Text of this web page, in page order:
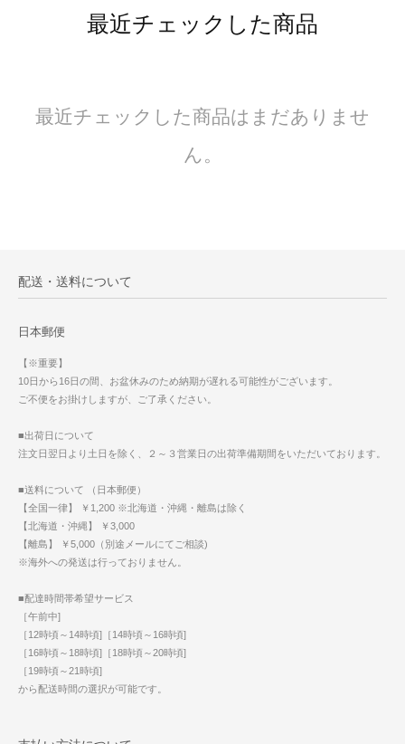
最近チェックした商品
最近チェックした商品はまだありませ
ん。
配送・送料について
日本郵便
【※重要】
10日から16日の間、お盆休みのため納期が遅れる可能性がございます。
ご不便をお掛けしますが、ご了承ください。
■出荷日について
注文日翌日より土日を除く、２～３営業日の出荷準備期間をいただいております。
■送料について （日本郵便）
【全国一律】 ￥1,200 ※北海道・沖縄・離島は除く
【北海道・沖縄】 ￥3,000
【離島】 ￥5,000（別途メールにてご相談)
※海外への発送は行っておりません。
■配達時間帯希望サービス
［午前中]
［12時頃～14時頃]［14時頃～16時頃]
［16時頃～18時頃]［18時頃～20時頃]
［19時頃～21時頃]
から配送時間の選択が可能です。